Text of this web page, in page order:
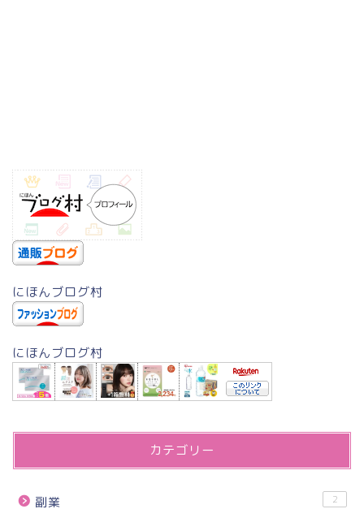
にほんブログ村
にほんブログ村
カテゴリー
副業 2